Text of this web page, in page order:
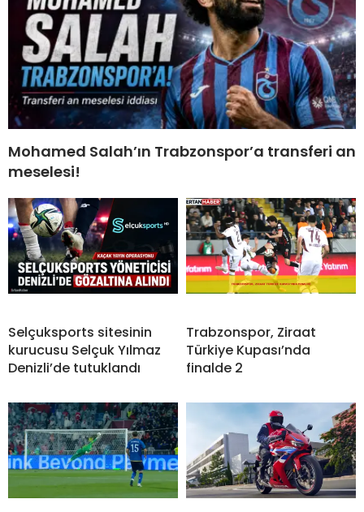
Mohamed Salah’ın Trabzonspor’a transferi an
meselesi!
Selçuksports sitesinin
kurucusu Selçuk Yılmaz
Denizli’de tutuklandı
Trabzonspor, Ziraat
Türkiye Kupası’nda
finalde 2